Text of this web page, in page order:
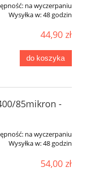
na wyczerpaniu
Wysyłka w:48 godzin
44,90 zł
do koszyka
85mikron -
na wyczerpaniu
Wysyłka w:48 godzin
54,00 zł